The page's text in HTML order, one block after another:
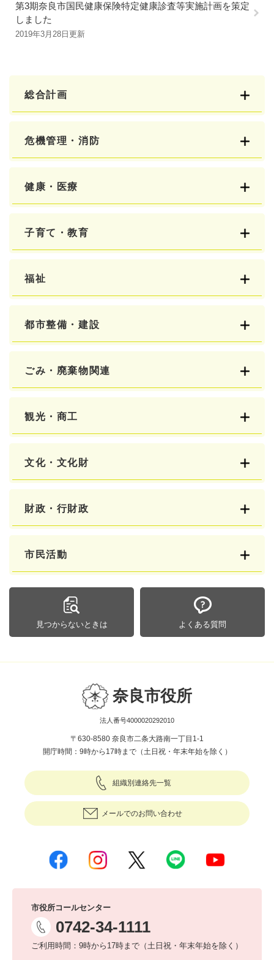
第3期奈良市国民健康保険特定健康診査等実施計画を策定
しました
2019年3月28日更新
総合計画
危機管理・消防
健康・医療
子育て・教育
福祉
都市整備・建設
ごみ・廃棄物関連
観光・商工
文化・文化財
財政・行財政
市民活動
見つからないときは よくある質問
奈良市役所
法人番号4000020292010
〒630-8580 奈良市二条大路南一丁目1-1
開庁時間：9時から17時まで（土日祝・年末年始を除く）
組織別連絡先一覧
メールでのお問い合わせ
市役所コールセンター
0742-34-1111
ご利用時間：9時から17時まで（土日祝・年末年始を除く）